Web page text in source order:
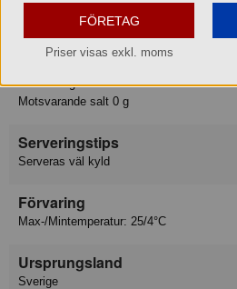
varav mättat fett 0 g
Kolhydrat 13.2 g
Protein 0 g
Motsvarande salt 0 g
Serveringstips
Serveras väl kyld
Förvaring
Max-/Mintemperatur: 25/4°C
Ursprungsland
Sverige
FÖRETAG
Priser visas exkl. moms